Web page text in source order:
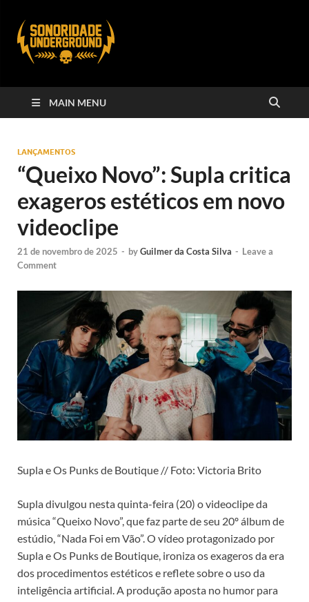
MAIN MENU
LANÇAMENTOS
“Queixo Novo”: Supla critica
exageros estéticos em novo
videoclipe
21 de novembro de 2025 - byGuilmer da Costa Silva - Leave a
Comment
Supla e Os Punks de Boutique // Foto: Victoria Brito
Supla divulgou nesta quinta-feira (20) o videoclipe da
música “Queixo Novo”, que faz parte de seu 20º álbum de
estúdio, “Nada Foi em Vão”. O vídeo protagonizado por
Supla e Os Punks de Boutique, ironiza os exageros da era
dos procedimentos estéticos e reflete sobre o uso da
inteligência artificial. A produção aposta no humor para